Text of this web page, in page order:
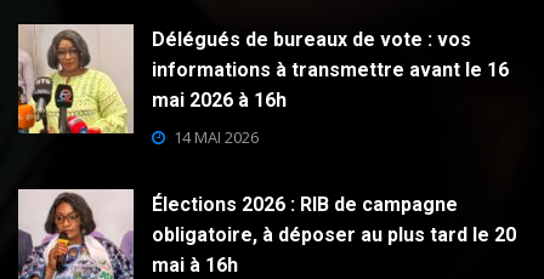
Délégués de bureaux de vote : vos
informations à transmettre avant le 16
mai 2026 à 16h
14 MAI 2026
Élections 2026 : RIB de campagne
obligatoire, à déposer au plus tard le 20
mai à 16h